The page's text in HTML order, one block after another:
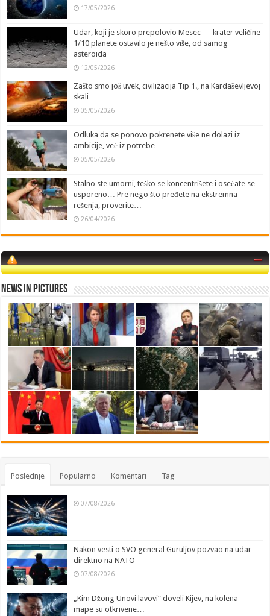
17/05/2026
Udar, koji je skoro prepolovio Mesec — krater veličine
1/10 planete ostavilo je nešto više, od samog
asteroida
12/05/2026
Zašto smo još uvek, civilizacija Tip 1., na Kardaševljevoj
skali
05/05/2026
Odluka da se ponovo pokrenete više ne dolazi iz
ambicije, već iz potrebe
05/05/2026
Stalno ste umorni, teško se koncentrišete i osećate se
usporeno… Pre nego što pređete na ekstremna
rešenja, proverite…
26/04/2026
News in Pictures
Poslednje Popularno Komentari Tag
07/08/2026
Nakon vesti o SVO general Guruljov pozvao na udar —
direktno na NATO
07/08/2026
„Kim Džong Unovi lavovi“ doveli Kijev, na kolena —
mape su otkrivene…